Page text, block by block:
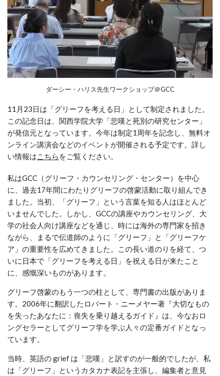
ダーシー・ハリス先生ワークショップ＠GCC
11月23日は「グリーフを考える日」として制定されました。
この記念日は、関西学院大学「悲嘆と死別の研究センター」
が発信元となっています。今年は制定1周年を記念し、無料オ
ンライン講演会などのイベントが開催される予定です。詳し
い情報はこちら をご覧ください。
私はGCC（グリーフ・カウンセリング・センター）を中心
に、過去17年間にわたりグリーフの啓蒙活動に取り組んでき
ました。当初、「グリーフ」という言葉を知る人はほとんど
いませんでした。しかし、GCCの講座やカウンセリング、大
学の社会人向け講座などを通じ、時には海外の専門家を招き
ながら、まるで伝道師のように「グリーフ」と「グリーフケ
ア」の重要性を広めてきました。この長い道のりを経て、つ
いに日本で「グリーフを考える日」を祝える日が来たこと
に、感慨深いものがあります。
グリーフ啓蒙のもう一つの柱として、専門書の出版がありま
す。2006年に翻訳したロバート・ニーメヤー著『大切なもの
を失ったあなたに：喪失を乗り越えるガイド』は、今なおロ
ングセラーとしてグリーフ学を学ぶ人々の定番ガイドとなっ
ています。
当時、英語の grief は「悲嘆」と訳すのが一般的でしたが、私
は「グリーフ」というカタカナ表記を主張し、編集者と意見